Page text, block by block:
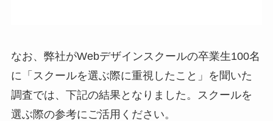
なお、弊社がWebデザインスクールの卒業生100名
に「スクールを選ぶ際に重視したこと」を聞いた
調査では、下記の結果となりました。スクールを
選ぶ際の参考にご活用ください。